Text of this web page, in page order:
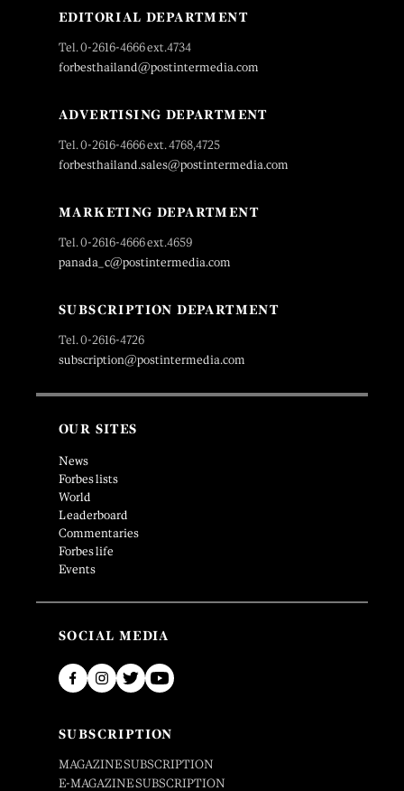
EDITORIAL DEPARTMENT
Tel. 0-2616-4666 ext.4734
forbesthailand@postintermedia.com
ADVERTISING DEPARTMENT
Tel. 0-2616-4666 ext. 4768,4725
forbesthailand.sales@postintermedia.com
MARKETING DEPARTMENT
Tel. 0-2616-4666 ext.4659
panada_c@postintermedia.com
SUBSCRIPTION DEPARTMENT
Tel. 0-2616-4726
subscription@postintermedia.com
OUR SITES
News
Forbes lists
World
Leaderboard
Commentaries
Forbes life
Events
SOCIAL MEDIA
SUBSCRIPTION
MAGAZINE SUBSCRIPTION
E-MAGAZINE SUBSCRIPTION